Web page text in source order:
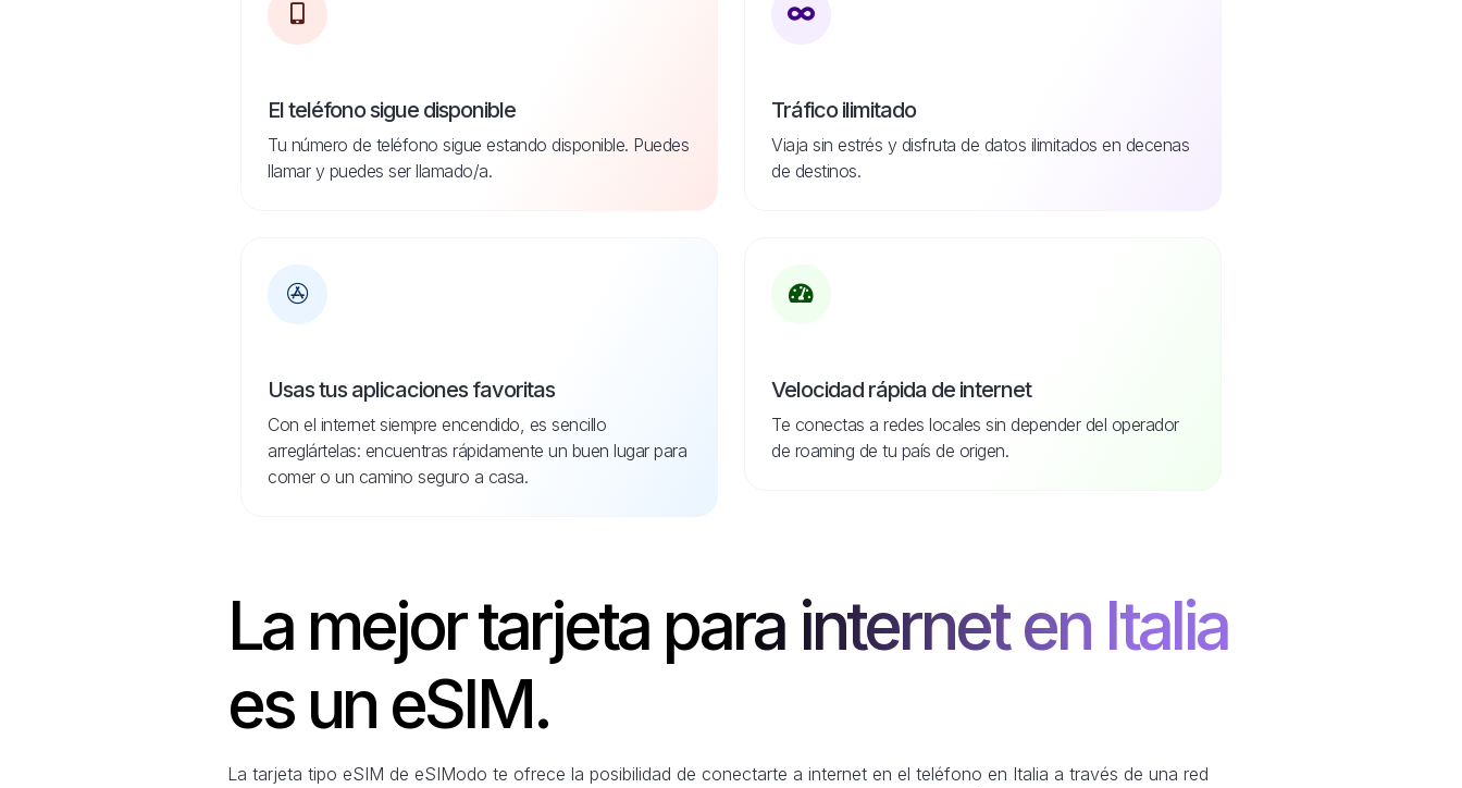
El teléfono sigue disponible
Tu número de teléfono sigue estando disponible. Puedes
llamar y puedes ser llamado/a.
Tráfico ilimitado
Viaja sin estrés y disfruta de datos ilimitados en decenas
de destinos.
Usas tus aplicaciones favoritas
Con el internet siempre encendido, es sencillo
arreglártelas: encuentras rápidamente un buen lugar para
comer o un camino seguro a casa.
Velocidad rápida de internet
Te conectas a redes locales sin depender del operador
de roaming de tu país de origen.
La mejor tarjeta para internet en Italia
es un eSIM.
La tarjeta tipo eSIM de eSIModo te ofrece la posibilidad de conectarte a internet en el teléfono en Italia a través de una red